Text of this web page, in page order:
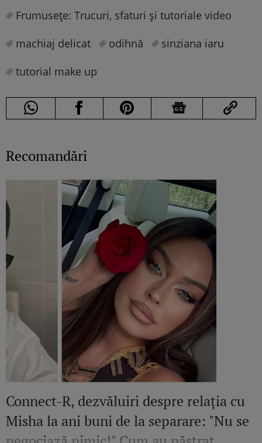
Frumuseţe: Trucuri, sfaturi şi tutoriale video
machiaj delicat
odihnă
sinziana iaru
tutorial make up
Recomandări
Connect-R, dezvăluiri despre relația cu
Misha la ani buni de la separare: "Nu se